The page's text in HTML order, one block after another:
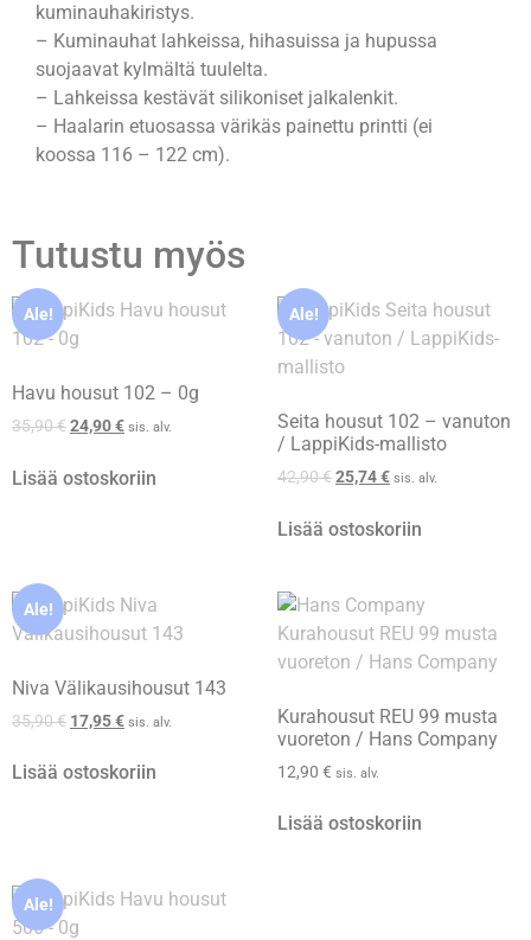
kuminauhakiristys.
– Kuminauhat lahkeissa, hihasuissa ja hupussa
suojaavat kylmältä tuulelta.
– Lahkeissa kestävät silikoniset jalkalenkit.
– Haalarin etuosassa värikäs painettu printti (ei
koossa 116 – 122 cm).
Tutustu myös
Ale!
Havu housut 102 – 0g
35,90€24,90€ sis. alv.
Lisää ostoskoriin
Ale!
Seita housut 102 – vanuton
/ LappiKids-mallisto
42,90€25,74€ sis. alv.
Lisää ostoskoriin
Ale!
Niva Välikausihousut 143
35,90€ 17,95€ sis. alv.
Lisää ostoskoriin
Kurahousut REU 99 musta
vuoreton / Hans Company
12,90 € sis. alv.
Lisää ostoskoriin
Ale!